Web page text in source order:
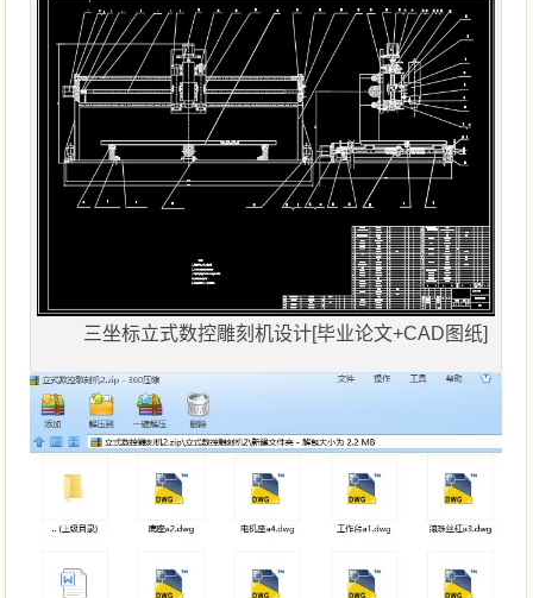
三坐标立式数控雕刻机设计[毕业论文+CAD图纸]